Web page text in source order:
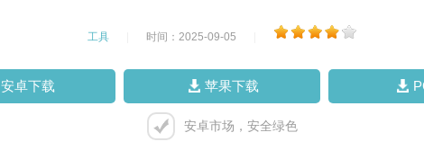
工具 时间：2025-09-05
安卓下载 苹果下载
安卓市场，安全绿色